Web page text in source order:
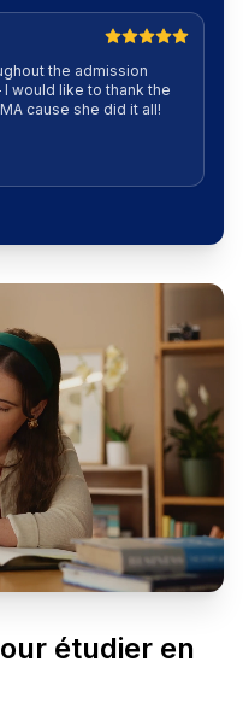
the admission
would like to thank the
cause she did it all!
étudier en